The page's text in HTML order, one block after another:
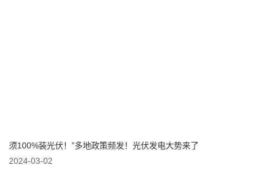
须100%装光伏！”多地政策频发！光伏发电大势来了
2024-03-02